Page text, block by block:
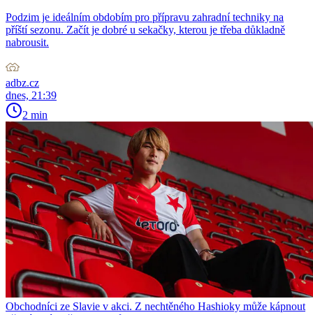
Podzim je ideálním obdobím pro přípravu zahradní techniky na
příští sezonu. Začít je dobré u sekačky, kterou je třeba důkladně
nabrousit.
adbz.cz
dnes, 21:39
2 min
Obchodníci ze Slavie v akci. Z nechtěného Hashioky může kápnout